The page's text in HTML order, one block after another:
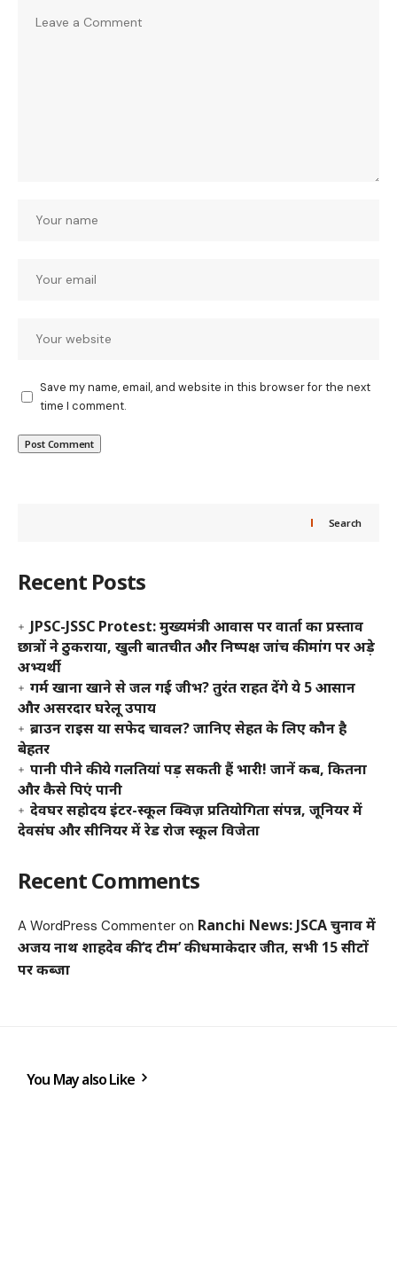
Save my name, email, and website in this browser for the next
time I comment.
Search
Recent Posts
JPSC-JSSC Protest: मुख्यमंत्री आवास पर वार्ता का प्रस्ताव
छात्रों ने ठुकराया, खुली बातचीत और निष्पक्ष जांच की मांग पर अड़े
अभ्यर्थी
गर्म खाना खाने से जल गई जीभ? तुरंत राहत देंगे ये 5 आसान
और असरदार घरेलू उपाय
ब्राउन राइस या सफेद चावल? जानिए सेहत के लिए कौन है
बेहतर
पानी पीने की ये गलतियां पड़ सकती हैं भारी! जानें कब, कितना
और कैसे पिएं पानी
देवघर सहोदय इंटर-स्कूल क्विज़ प्रतियोगिता संपन्न, जूनियर में
देवसंघ और सीनियर में रेड रोज स्कूल विजेता
Recent Comments
A WordPress Commenter on Ranchi News: JSCA चुनाव में
अजय नाथ शाहदेव की ‘द टीम’ की धमाकेदार जीत, सभी 15 सीटों
पर कब्जा
You May also Like